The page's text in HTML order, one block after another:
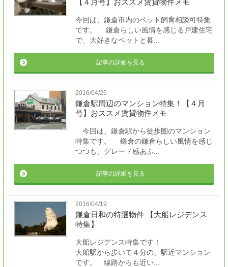
今回は、鎌倉市内のペット飼育相談可特集
です。 鎌倉らしい風情を感じる戸建住宅
で、大好きなペットと暮...
記事の詳細を見る
2016/04/25
鎌倉駅周辺のマンション特集！【４月
号】おススメ賃貸物件メモ
今回は、鎌倉駅から徒歩圏のマンション
特集です。 鎌倉の鎌倉らしい風情を感じ
つつも、グレード感あふ...
記事の詳細を見る
2016/04/19
鎌倉日和の特選物件 【大船レジデンス
特集】
大船レジデンス特集です！
大船駅から歩いて４分の、駅近マンション
です。 線路からも近い...